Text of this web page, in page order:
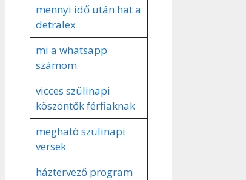
mennyi idő után hat a
detralex
mi a whatsapp
számom
vicces szülinapi
köszöntők férfiaknak
megható szülinapi
versek
háztervező program